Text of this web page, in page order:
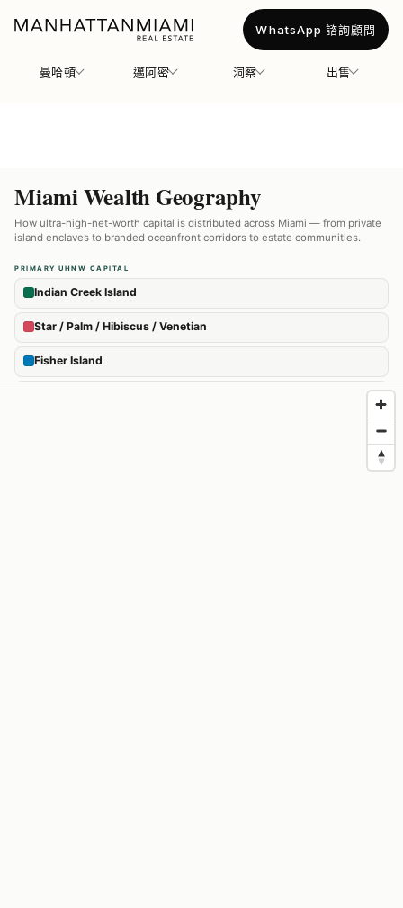
曼哈頓 邁阿密 洞察 出售
WhatsApp 諮詢顧問